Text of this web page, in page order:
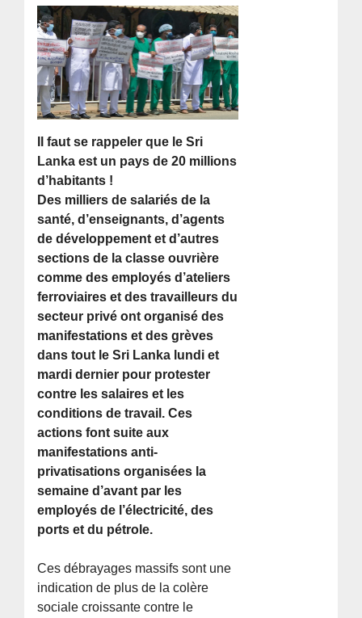
Il faut se rappeler que le Sri
Lanka est un pays de 20 millions
d’habitants !
Des milliers de salariés de la
santé, d’enseignants, d’agents
de développement et d’autres
sections de la classe ouvrière
comme des employés d’ateliers
ferroviaires et des travailleurs du
secteur privé ont organisé des
manifestations et des grèves
dans tout le Sri Lanka lundi et
mardi dernier pour protester
contre les salaires et les
conditions de travail. Ces
actions font suite aux
manifestations anti-
privatisations organisées la
semaine d’avant par les
employés de l’électricité, des
ports et du pétrole.
Ces débrayages massifs sont une
indication de plus de la colère
sociale croissante contre le